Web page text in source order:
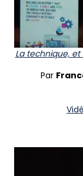
La technique,
Par